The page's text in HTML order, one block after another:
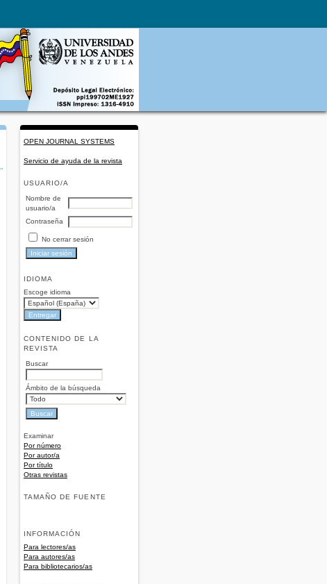
OPEN JOURNAL SYSTEMS
Servicio de ayuda de la revista
USUARIO/A
Nombre de
usuario/a
Contraseña
No cerrar sesión
IDIOMA
Escoge idioma
CONTENIDO DE LA
REVISTA
Buscar
Ámbito de la búsqueda
Examinar
Por número
Por autor/a
Por título
Otras revistas
TAMAÑO DE FUENTE
INFORMACIÓN
Para lectores/as
Para autores/as
Para bibliotecarios/as